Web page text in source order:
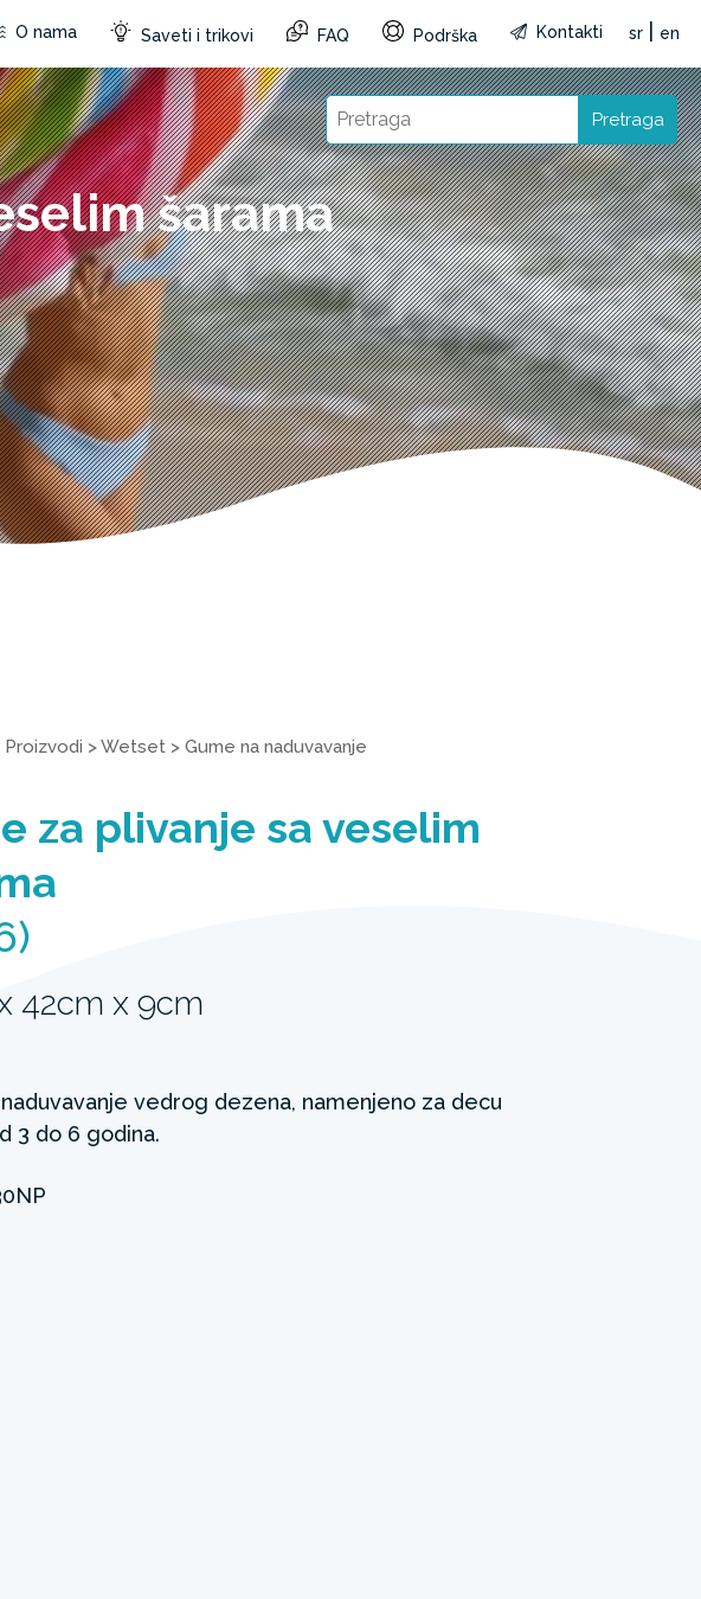
O nama Saveti i trikovi FAQ Podrška Kontakti sr en
Pretraga
šarama
Proizvodi >Wetset > Gume na naduvavanje
za plivanje sa veselim
42cm x 9cm
vedrog dezena, namenjeno za decu
3 do 6 godina.